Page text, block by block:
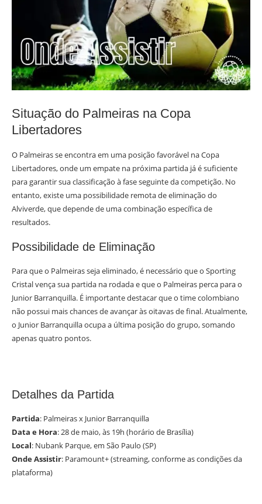
Situação do Palmeiras na Copa
Libertadores
O Palmeiras se encontra em uma posição favorável na Copa
Libertadores, onde um empate na próxima partida já é suficiente
para garantir sua classificação à fase seguinte da competição. No
entanto, existe uma possibilidade remota de eliminação do
Alviverde, que depende de uma combinação específica de
resultados.
Possibilidade de Eliminação
Para que o Palmeiras seja eliminado, é necessário que o Sporting
Cristal vença sua partida na rodada e que o Palmeiras perca para o
Junior Barranquilla. É importante destacar que o time colombiano
não possui mais chances de avançar às oitavas de final. Atualmente,
o Junior Barranquilla ocupa a última posição do grupo, somando
apenas quatro pontos.
Detalhes da Partida
Partida: Palmeiras x Junior Barranquilla
Data e Hora: 28 de maio, às 19h (horário de Brasília)
Local: Nubank Parque, em São Paulo (SP)
Onde Assistir: Paramount+ (streaming, conforme as condições da
plataforma)